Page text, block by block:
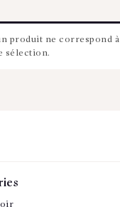
produit ne correspond à
sélection.